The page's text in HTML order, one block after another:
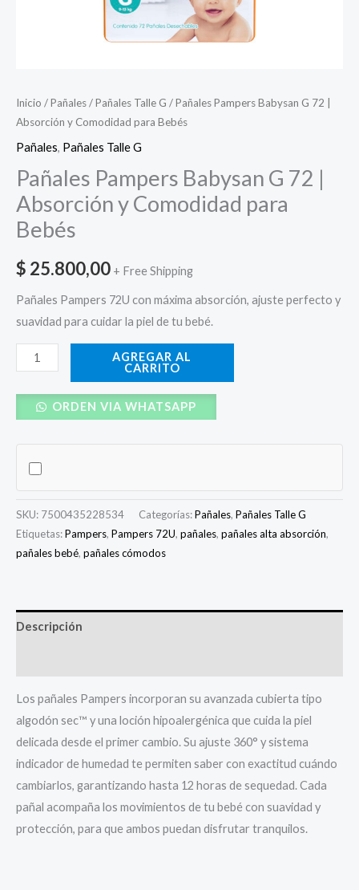
Inicio /Pañales/Pañales Talle G / Pañales Pampers Babysan G 72 |
Absorción y Comodidad para Bebés
Pañales, Pañales Talle G
Pañales Pampers Babysan G 72 |
Absorción y Comodidad para
Bebés
$ 25.800,00 + Free Shipping
Pañales Pampers 72U con máxima absorción, ajuste perfecto y
suavidad para cuidar la piel de tu bebé.
AGREGAR AL
CARRITO
ORDEN VIA WHATSAPP
SKU: 7500435228534 Categorías:Pañales, Pañales Talle G
Etiquetas:Pampers, Pampers 72U, pañales, pañales alta absorción,
pañales bebé, pañales cómodos
Descripción
Los pañales Pampers incorporan su avanzada cubierta tipo
algodón sec™ y una loción hipoalergénica que cuida la piel
delicada desde el primer cambio. Su ajuste 360° y sistema
indicador de humedad te permiten saber con exactitud cuándo
cambiarlos, garantizando hasta 12 horas de sequedad. Cada
pañal acompaña los movimientos de tu bebé con suavidad y
protección, para que ambos puedan disfrutar tranquilos.